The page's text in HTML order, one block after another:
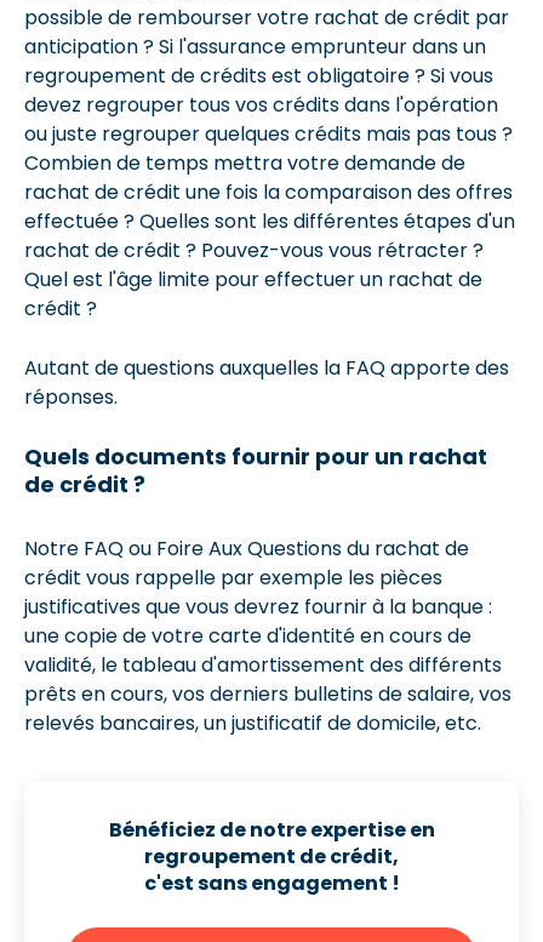
possible de rembourser votre rachat de crédit par
anticipation ? Si l'assurance emprunteur dans un
regroupement de crédits est obligatoire ? Si vous
devez regrouper tous vos crédits dans l'opération
ou juste regrouper quelques crédits mais pas tous ?
Combien de temps mettra votre demande de
rachat de crédit une fois la comparaison des offres
effectuée ? Quelles sont les différentes étapes d'un
rachat de crédit ? Pouvez-vous vous rétracter ?
Quel est l'âge limite pour effectuer un rachat de
crédit ?
Autant de questions auxquelles la FAQ apporte des
réponses.
Quels documents fournir pour un rachat
de crédit ?
Notre FAQ ou Foire Aux Questions du rachat de
crédit vous rappelle par exemple les pièces
justificatives que vous devrez fournir à la banque :
une copie de votre carte d'identité en cours de
validité, le tableau d'amortissement des différents
prêts en cours, vos derniers bulletins de salaire, vos
relevés bancaires, un justificatif de domicile, etc.
Bénéficiez de notre expertise en
regroupement de crédit,
c'est sans engagement !